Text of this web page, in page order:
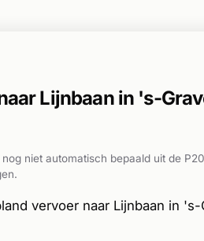
Lijnbaan in 's-
niet automatisch bepaald uit de
vervoer naar Lijnbaan in